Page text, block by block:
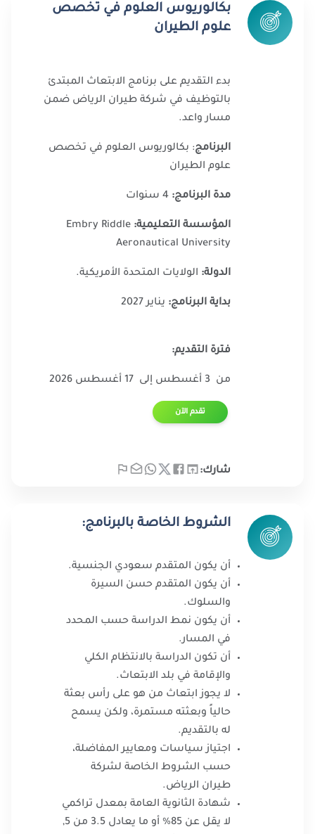
بكالوريوس العلوم في تخصص
علوم الطيران
بدء التقديم على برنامج الابتعاث المبتدئ
بالتوظيف في شركة طيران الرياض ضمن
مسار واعد.
البرنامج: بكالوريوس العلوم في تخصص
علوم الطيران
مدة البرنامج: 4 سنوات
المؤسسة التعليمية: Embry Riddle
Aeronautical University
الدولة: الولايات المتحدة الأمريكية.
بداية البرنامج: يناير 2027
فترة التقديم:
من 3 أغسطس إلى 17 أغسطس 2026
تقدم الآن​
شارك:
الشروط الخاصة بالبرنامج:
أن يكون المتقدم سعودي الجنسية.
أن يكون المتقدم حسن السيرة
والسلوك.
أن يكون نمط الدراسة حسب المحدد
في المسار.
أن تكون الدراسة بالانتظام الكلي
والإقامة في بلد الابتعاث.
لا يجوز ابتعاث من هو على رأس بعثة
حالياً وبعثته مستمرة، ولكن يسمح
له بالتقديم.
اجتياز سياسات ومعايير المفاضلة،
حسب الشروط الخاصة لشركة
طيران الرياض.
شهادة الثانوية العامة بمعدل تراكمي
لا يقل عن 85% أو ما يعادل 3.5 من 5,